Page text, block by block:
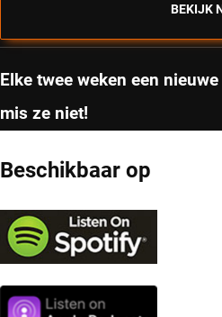
BEKIJK
Elke twee weken een
mis ze niet!
Beschikbaar op